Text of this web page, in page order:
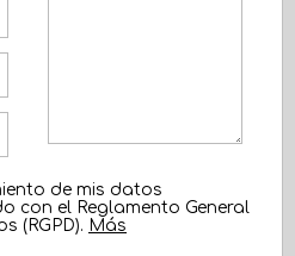
de mis datos
con el Reglamento General
(RGPD). Más